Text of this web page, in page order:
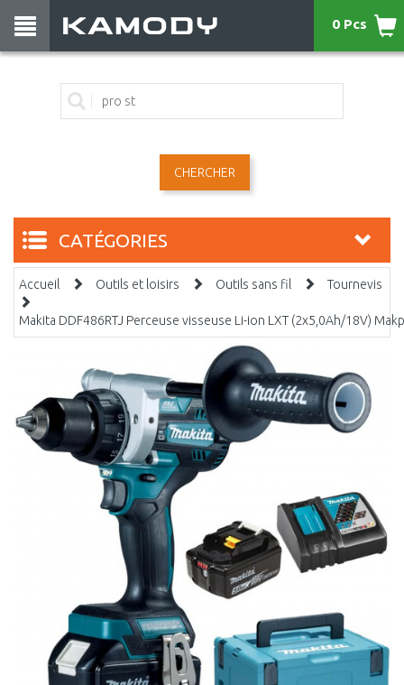
CHERCHER
0 Pcs
CATÉGORIES
Accueil Outils et loisirs Outils sans fil Tournevis
Makita DDF486RTJ Perceuse visseuse Li-ion LXT (2x5,0Ah/18V)